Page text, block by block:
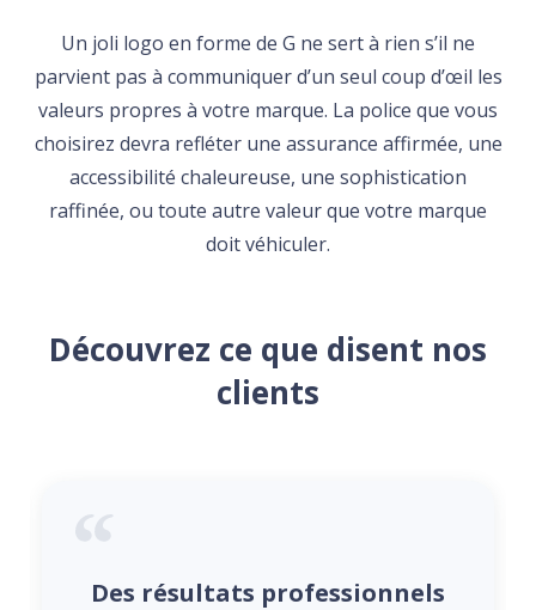
Un joli logo en forme de G ne sert à rien s’il ne
parvient pas à communiquer d’un seul coup d’œil les
valeurs propres à votre marque. La police que vous
choisirez devra refléter une assurance affirmée, une
accessibilité chaleureuse, une sophistication
raffinée, ou toute autre valeur que votre marque
doit véhiculer.
Découvrez ce que disent nos
clients
Des résultats professionnels